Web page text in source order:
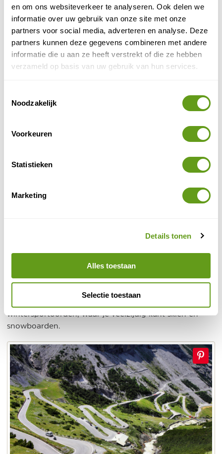
en om ons websiteverkeer te analyseren. Ook delen we
informatie over uw gebruik van onze site met onze
partners voor social media, adverteren en analyse. Deze
partners kunnen deze gegevens combineren met andere
informatie die u aan ze heeft verstrekt of die ze hebben
verzameld op basis van uw gebruik van hun services.
Noodzakelijk
Voorkeuren
Statistieken
Marketing
Details tonen
Alles toestaan
Selectie toestaan
© Naturescanner Mischa
Tour du Mont Blanc
Hou je van nog meer uitdaging, dan zijn er voldoende
adrenaline boosts te halen door te paragliden, raften
of gletsjerklimmen. Valle d’Aosta is ook een populaire
skioorden van Courmayeur, Monterosa Ski en la Thuile
hebben pistes tot wel 4.000 meter hoogte.
Aanrader voor rondreis
Ontdek de veelzijdigheid van Noord-Italië.
4. Stelvio Nationaal Park en de Stelviopas
HetStelvio Nationaal Parkin de Italiaanse Alpen is,
met meer dan 1.000 km aan gemarkeerde
wandelpaden, een van de meest geliefde en mooiste
snowboarden.